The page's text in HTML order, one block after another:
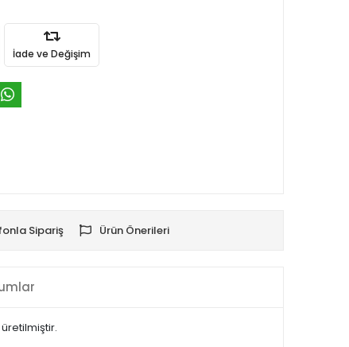
İade ve Değişim
Sipariş Ürün Önerileri